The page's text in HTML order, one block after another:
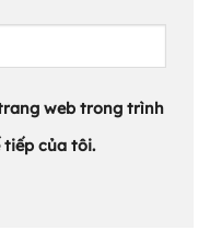
web trong trình
tiếp của tôi.